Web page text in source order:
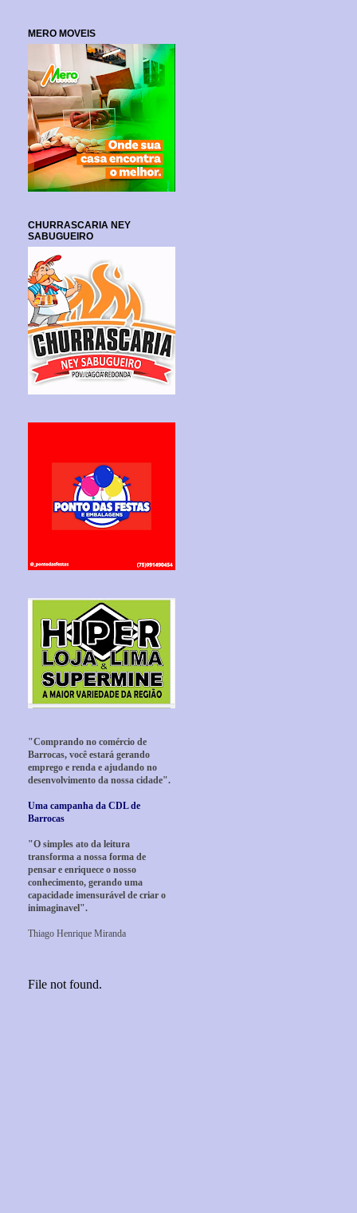
MERO MOVEIS
CHURRASCARIA NEY
SABUGUEIRO
"Comprando no comércio de
Barrocas, você estará gerando
emprego e renda e ajudando no
desenvolvimento da nossa cidade".
Uma campanha da CDL de
Barrocas
"O simples ato da leitura
transforma a nossa forma de
pensar e enriquece o nosso
conhecimento, gerando uma
capacidade imensurável de criar o
inimaginavel".
Thiago Henrique Miranda